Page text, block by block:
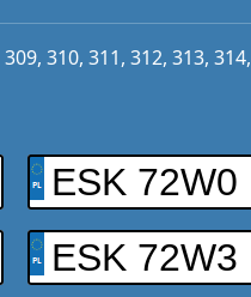
309, 310, 311, 312, 313, 314,
ESK 72W0
ESK 72W3